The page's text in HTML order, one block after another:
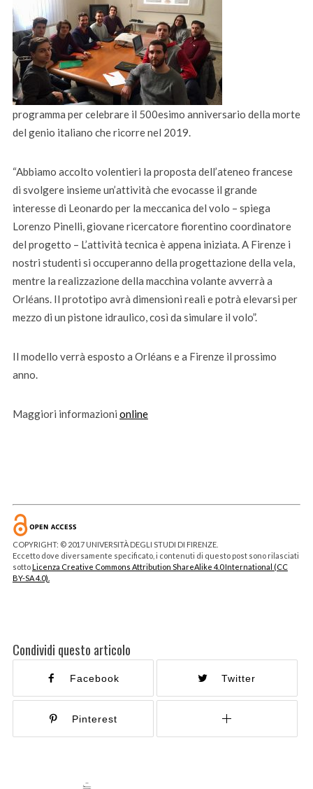
programma per celebrare il 500esimo anniversario della morte
del genio italiano che ricorre nel 2019.
“Abbiamo accolto volentieri la proposta dell’ateneo francese
di svolgere insieme un’attività che evocasse il grande
interesse di Leonardo per la meccanica del volo – spiega
Lorenzo Pinelli, giovane ricercatore fiorentino coordinatore
del progetto – L’attività tecnica è appena iniziata. A Firenze i
nostri studenti si occuperanno della progettazione della vela,
mentre la realizzazione della macchina volante avverrà a
Orléans. Il prototipo avrà dimensioni reali e potrà elevarsi per
mezzo di un pistone idraulico, così da simulare il volo”.
Il modello verrà esposto a Orléans e a Firenze il prossimo
anno.
Maggiori informazioni online
COPYRIGHT: © 2017 UNIVERSITÀ DEGLI STUDI DI FIRENZE.
Eccetto dove diversamente specificato, i contenuti di questo post sono rilasciati
sottoLicenza Creative Commons Attribution ShareAlike 4.0 International (CC
BY-SA 4.0).
Condividi questo articolo
Facebook Twitter
Pinterest